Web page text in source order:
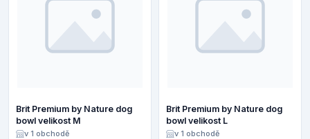
Brit Premium by Nature dog
bowl velikost M
v 1 obchodě
Brit Premium by Nature dog
bowl velikost L
v 1 obchodě